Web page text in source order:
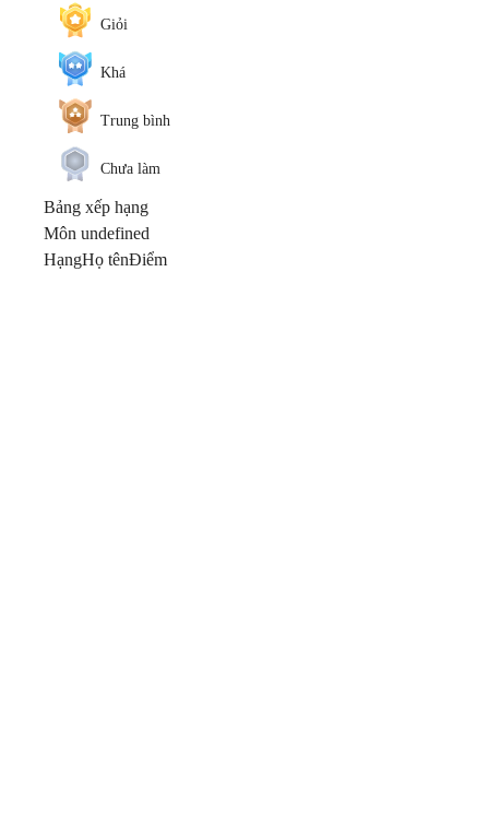
Giỏi
Khá
Trung bình
Chưa làm
Bảng xếp hạng
Môn undefined
HạngHọ tênĐiểm